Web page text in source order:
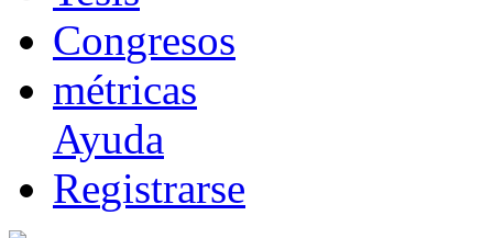
Congresos
métricas
Ayuda
Registrarse